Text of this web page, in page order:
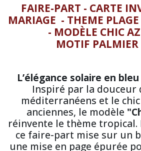
FAIRE-PART - CARTE
MARIAGE - THEME
- MODÈLE CHIC
MOTIF PALMIER
L’élégance solaire en
Inspiré par la douceur
méditerranéens et le
anciennes, le modèle
réinvente le thème tropical.
ce faire-part mise sur un
une mise en page épurée